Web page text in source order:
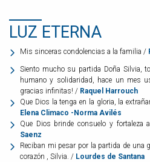
LUZ ETERNA
Mis sinceras condolencias a la familia /
Siento mucho su partida Doña Silvia,
humano y solidaridad, hace un mes
gracias infinitas! / Raquel Harrouch
Que Dios la tenga en la gloria, la
Elena Climaco -Norma Avilés
Que Dios brinde consuelo y fortaleza
Saenz
Reciban mi pesar por la partida de una
corazón , Silvia. / Lourdes de Santana